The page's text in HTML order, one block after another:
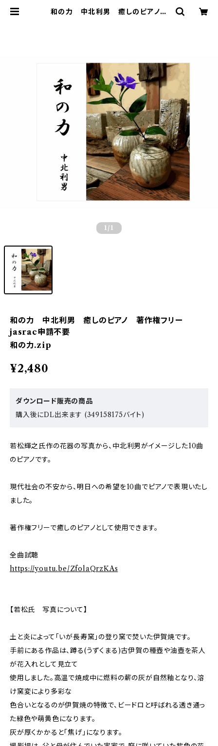
和の力 中北利男 癒しのピアノ
1 /1
和の力 中北利男 癒しのピアノ 著作権フリー
jasrac申請不要
和の力.zip
¥2,480
ダウンロード販売の商品
購入後にDL出来ます (349158175バイト)
若松輝之氏作の花器の写真から、中北利男がイメージした10曲
のピアノです。
現代社会の不安から、明日への希望を10曲でピアノで表現いたし
ました。
著作権フリーで癒しのピアノとして使用できます。
全曲試聴
https://youtu.be/ZfolaQrzKAs
【若松氏 写真について】
土と炎によって「いが長寿窯」の登り窯で焚いた伊賀焼です。
手前にある作品は、蹲る(うずくまる)古伊賀の種壺や油壺を茶人
が花入れとして見立て
使用しました。高温で焼成中に燃料の薪の灰が自然釉となり、溶
け窯変により多彩な
色合いとなるのが伊賀焼の特徴で、ビードロと呼ばれる透き通っ
た緑色や萌黄色になります。
灰が厚くかかると「焦げ」になります。